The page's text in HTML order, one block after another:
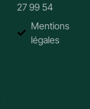
27 99 54
Mentions
légales